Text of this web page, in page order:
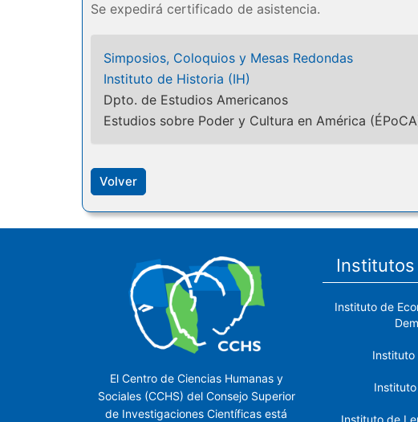
Se expedirá certificado de asistencia.
Simposios, Coloquios y Mesas Redondas
Instituto de Historia (IH)
Dpto. de Estudios Americanos
Estudios sobre Poder y Cultura en América
Volver
El Centro de Ciencias Humanas y
Sociales (CCHS) del Consejo Superior
de Investigaciones Científicas está
Institutos
Instituto de
Instituto
Instituto de